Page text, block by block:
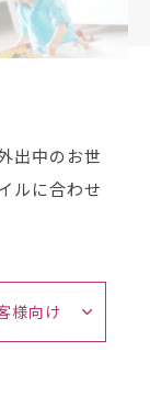
出中のお世
ルに合わせ
様向け